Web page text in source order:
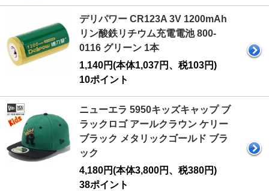
デリパワー CR123A 3V 1200mAh
リン酸鉄リチウム充電電池 800-
0116 グリーン 1本
1,140円(本体1,037円、税103円)
10ポイント
ニューエラ 5950キッズキャップ ブ
ラックロゴ アールクラウン ケリー
ブラック メタリックゴールド ブラ
ック
4,180円(本体3,800円、税380円)
38ポイント